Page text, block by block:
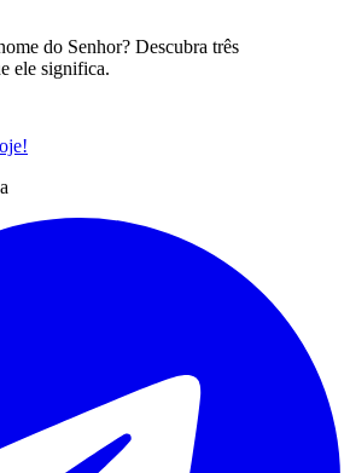
do Senhor? Descubra três
ele significa.